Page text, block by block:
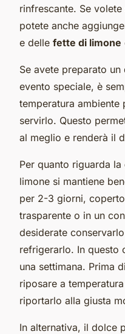
rinfrescante. Se
potete anche
e delle fette di limone
Se avete preparato
evento speciale, è
temperatura
servirlo. Questo
al meglio e renderà il
Per quanto riguarda la
limone si mantiene
per 2-3 giorni,
trasparente o in un
desiderate
refrigerarlo. In questo
una settimana. Prima
riposare a
riportarlo alla giusta
In alternativa, il dolce